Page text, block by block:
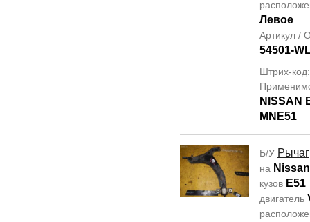
Левое
Артикул /
54501-
Штрих-
NISSAN
MNE51
Б/У Рычаг
на
кузов E51
двигатель